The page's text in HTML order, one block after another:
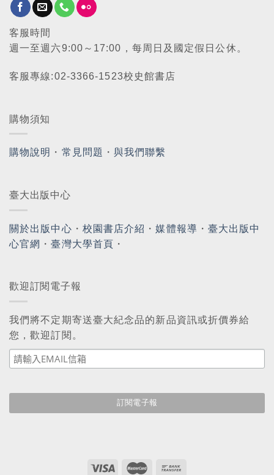
客服時間
週一至週六9:00～17:00，每周日及國定假日公休。
客服專線:02-3366-1523校史館書店
購物須知
購物說明 ・ 常見問題 ・與我們聯繫
臺大出版中心
關於出版中心 ・ 校園書店介紹 ・媒體報導 ・ 臺大出版中
心官網 ・臺灣大學首頁 ・
歡迎訂閱電子報
我們將不定期寄送臺大紀念品的新品資訊或折價券給
您，歡迎訂閱。